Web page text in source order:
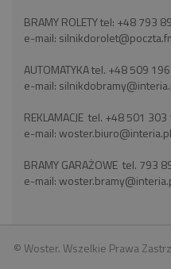
BRAMY ROLETY tel: +48 793
e-mail:
AUTOMATYKA tel. +48 509
e-mail:
REKLAMACJE tel. +48 501 303
e-mail:woster.biuro@interia.pl
BRAMY GARAŻOWE tel. 793
e-mail:
© Woster. Wszelkie Prawa